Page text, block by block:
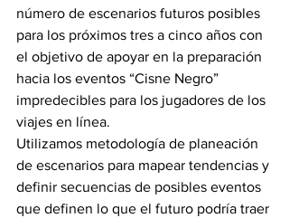
número de escenarios futuros posibles
para los próximos tres a cinco años con
el objetivo de apoyar en la preparación
hacia los eventos “Cisne Negro”
impredecibles para los jugadores de los
viajes en línea.
Utilizamos metodología de planeación
de escenarios para mapear tendencias y
definir secuencias de posibles eventos
que definen lo que el futuro podría traer